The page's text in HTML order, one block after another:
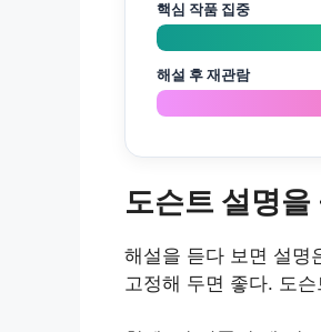
핵심 작품 집중
해설 후 재관람
도슨트 설명을
해설을 듣다 보면 설명
고정해 두면 좋다. 도